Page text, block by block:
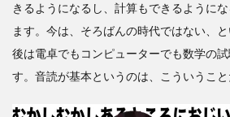
きるようになるし、計算もできるように
ます。今は、そろばんの時代ではない、
後は電卓でもコンピューターでも数学の
す。音読が基本というのは、こういうこと